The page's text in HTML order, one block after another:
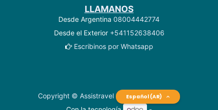
LLAMANOS
Desde Argentina 08004442774
Desde el Exterior +541152638406
Escribinos por Whatsapp
Copyright © Assistravel Español (AR)